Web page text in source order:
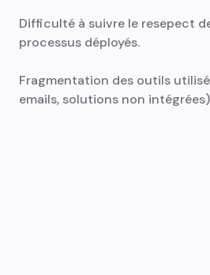
Difficulté à suivre le resepect
processus déployés.
Fragmentation des outils
emails, solutions non